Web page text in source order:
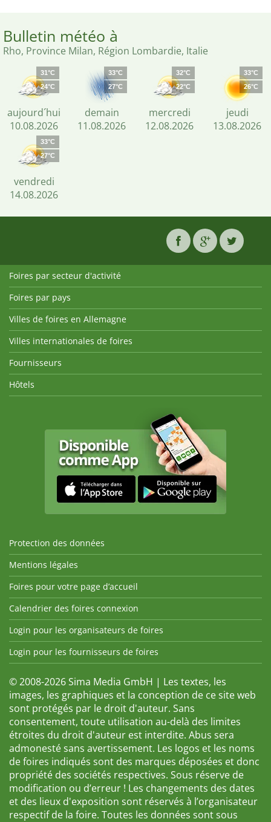
Bulletin météo à
Rho, Province Milan, Région Lombardie, Italie
31°C
24°C
aujourd´hui
10.08.2026
33°C
27°C
demain
11.08.2026
32°C
22°C
mercredi
12.08.2026
33°C
26°C
jeudi
13.08.2026
33°C
27°C
vendredi
14.08.2026
Foires par secteur d'activité
Foires par pays
Villes de foires en Allemagne
Villes internationales de foires
Fournisseurs
Hôtels
Protection des données
Mentions légales
Foires pour votre page d’accueil
Calendrier des foires connexion
Login pour les organisateurs de foires
Login pour les fournisseurs de foires
© 2008-2026 Sima Media GmbH | Les textes, les
images, les graphiques et la conception de ce site web
sont protégés par le droit d'auteur. Sans
consentement, toute utilisation au-delà des limites
étroites du droit d'auteur est interdite. Abus sera
admonesté sans avertissement. Les logos et les noms
de foires indiqués sont des marques déposées et donc
propriété des sociétés respectives. Sous réserve de
modification ou d’erreur ! Les changements des dates
et des lieux d'exposition sont réservés à l’organisateur
respectif de la foire. Toutes les données sont sous